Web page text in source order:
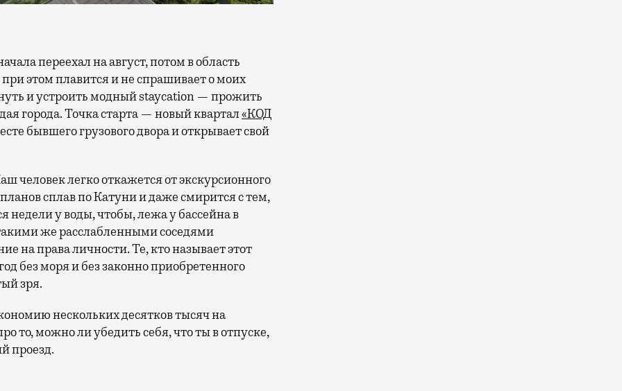
этом плавится и не спрашивает о моих
и устроить модный staycation — прожить
города. Точка старта — новый квартал«КОД
бывшего грузового двора и открывает свой
легко откажется от экскурсионного
сплав по Катуни и даже смирится с тем,
у воды, чтобы, лежа у бассейна в
же расслабленными соседями
на права личности. Те, кто называет этот
без моря и без законно приобретенного
зря.
нескольких десятков тысяч на
то, можно ли убедить себя, что ты в отпуске,
проезд.